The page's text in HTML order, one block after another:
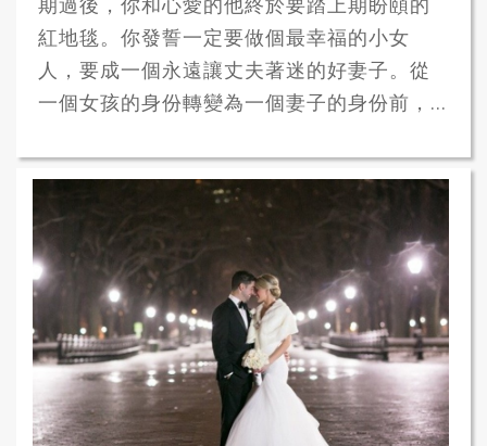
期過後，你和心愛的他終於要踏上期盼頤的
紅地毯。你發誓一定要做個最幸福的小女
人，要成一個永遠讓丈夫著迷的好妻子。從
一個女孩的身份轉變為一個妻子的身份前，...